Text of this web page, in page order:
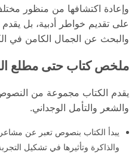
وإعادة اكتشافها من منظور
على تقديم خواطر أدبية، بل
والبحث عن الجمال الكامن في
ملخص كتاب حتى مطلع
يقدم الكتاب مجموعة من النصوص
والشعر والتأمل الوجداني.
يبدأ الكتاب بنصوص تعبر عن مشاعر
والذاكرة وتأثيرها في تشكيل